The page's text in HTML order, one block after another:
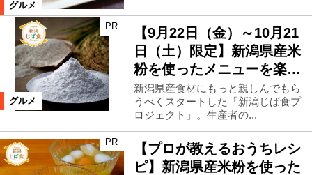
グルメ
グルメ
PR
【9月22日（金）～10月21
日（土）限定】新潟県産米
粉を使ったメニューを楽…
新潟県産食材にもっと親しんでもら
うべくスタートした「新潟じば食プ
ロジェクト」。生産者の...
PR
【プロが教えるおうちレシ
ピ】新潟県産米粉を使った